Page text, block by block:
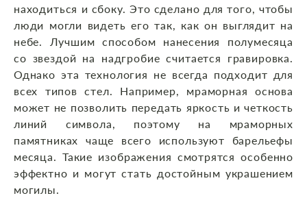
находиться и сбоку. Это сделано для того, чтобы
люди могли видеть его так, как он выглядит на
небе. Лучшим способом нанесения полумесяца
со звездой на надгробие считается гравировка.
Однако эта технология не всегда подходит для
всех типов стел. Например, мраморная основа
может не позволить передать яркость и четкость
линий символа, поэтому на мраморных
памятниках чаще всего используют барельефы
месяца. Такие изображения смотрятся особенно
эффектно и могут стать достойным украшением
могилы.